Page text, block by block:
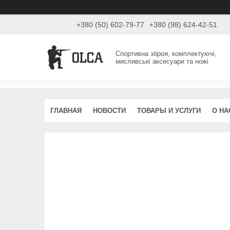
+380 (50) 602-79-77 +380 (98) 624-42-51
Спортивна зброя, комплектуючі,
мисливські аксесуари та ножі
ГЛАВНАЯ НОВОСТИ ТОВАРЫ И УСЛУГИ О